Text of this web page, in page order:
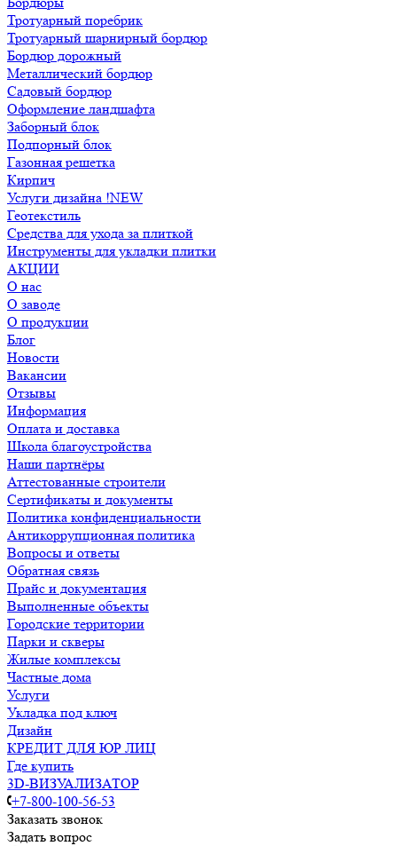
Тротуарный поребрик
Тротуарный шарнирный бордюр
Бордюр дорожный
Металлический бордюр
Садовый бордюр
Оформление ландшафта
Заборный блок
Подпорный блок
Газонная решетка
Кирпич
Услуги дизайна !NEW
Геотекстиль
Средства для ухода за плиткой
Инструменты для укладки плитки
АКЦИИ
О нас
О заводе
О продукции
Блог
Новости
Вакансии
Отзывы
Информация
Оплата и доставка
Школа благоустройства
Наши партнёры
Аттестованные строители
Сертификаты и документы
Политика конфиденциальности
Антикоррупционная политика
Вопросы и ответы
Обратная связь
Прайс и документация
Выполненные объекты
Городские территории
Парки и скверы
Жилые комплексы
Частные дома
Услуги
Укладка под ключ
Дизайн
КРЕДИТ ДЛЯ ЮР ЛИЦ
Где купить
3D-ВИЗУАЛИЗАТОР
+7-800-100-56-53
Заказать звонок
Задать вопрос